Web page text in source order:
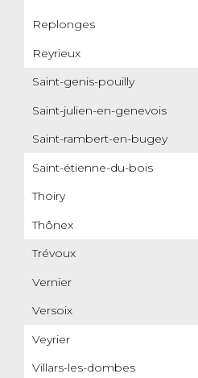
Replonges
Reyrieux
Saint-genis-pouilly
Saint-julien-en-genevois
Saint-rambert-en-bugey
Saint-étienne-du-bois
Thoiry
Thônex
Trévoux
Vernier
Versoix
Veyrier
Villars-les-dombes